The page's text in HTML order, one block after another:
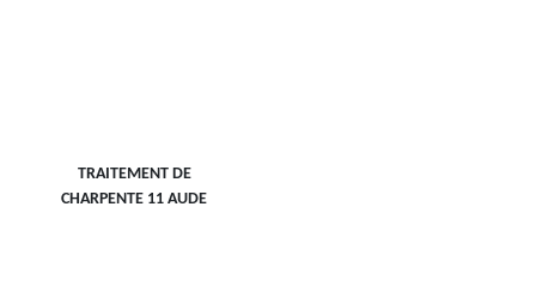
TRAITEMENT DE
CHARPENTE 11 AUDE